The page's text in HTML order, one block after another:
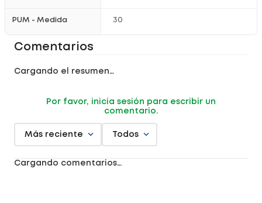
PUM - Medida 30
Comentarios
Cargando el resumen…
Por favor, inicia sesión para escribir un
comentario.
Más reciente Todos
Cargando comentarios…